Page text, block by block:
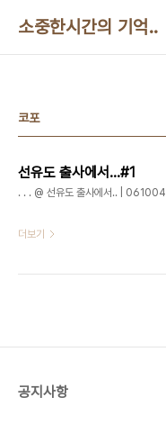
소중한시간의 기억..
코포
선유도 출사에서...#1
. . . @ 선유도 출사에서.. | 061004
더보기
공지사항